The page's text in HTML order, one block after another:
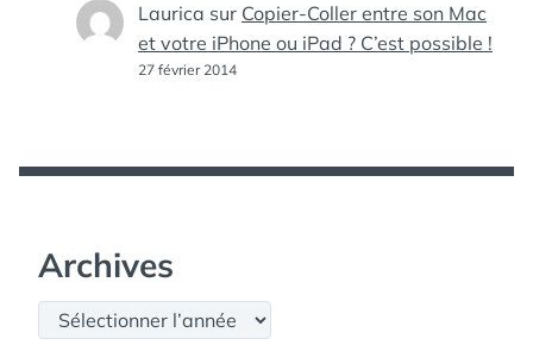
Laurica sur Copier-Coller entre son Mac
et votre iPhone ou iPad ? C’est possible !
27 février 2014
Archives
Archives